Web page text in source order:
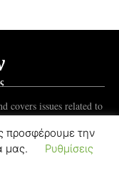
covers issues related to
προσφέρουμε την
μας.
Ρυθμίσεις